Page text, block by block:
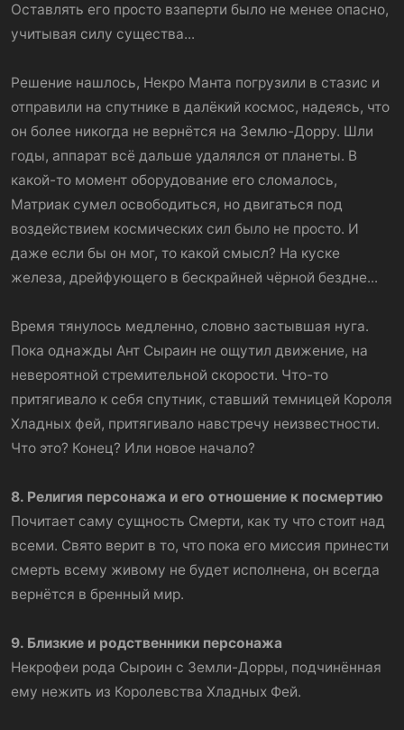
Оставлять его просто взаперти было не менее опасно,
учитывая силу существа...
Решение нашлось, Некро Манта погрузили в стазис и
отправили на спутнике в далёкий космос, надеясь, что
он более никогда не вернётся на Землю-Дорру. Шли
годы, аппарат всё дальше удалялся от планеты. В
какой-то момент оборудование его сломалось,
Матриак сумел освободиться, но двигаться под
воздействием космических сил было не просто. И
даже если бы он мог, то какой смысл? На куске
железа, дрейфующего в бескрайней чёрной бездне...
Время тянулось медленно, словно застывшая нуга.
Пока однажды Ант Сыраин не ощутил движение, на
невероятной стремительной скорости. Что-то
притягивало к себя спутник, ставший темницей Короля
Хладных фей, притягивало навстречу неизвестности.
Что это? Конец? Или новое начало?
8. Религия персонажа и его отношение к посмертию
Почитает саму сущность Смерти, как ту что стоит над
всеми. Свято верит в то, что пока его миссия принести
смерть всему живому не будет исполнена, он всегда
вернётся в бренный мир.
9. Близкие и родственники персонажа
Некрофеи рода Сыроин с Земли-Дорры, подчинённая
ему нежить из Королевства Хладных Фей.